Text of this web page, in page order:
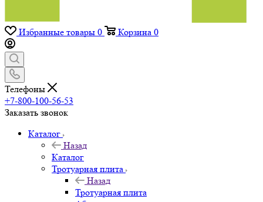
Избранные товары 0 Корзина 0
Телефоны
+7-800-100-56-53
Заказать звонок
Каталог
Назад
Каталог
Тротуарная плита
Назад
Тротуарная плита